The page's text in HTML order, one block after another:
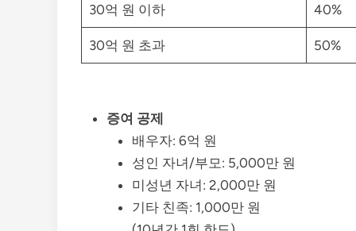
30억 원 이하 40%
30억 원 초과 50%
증여 공제
배우자: 6억 원
성인 자녀/부모: 5,000만 원
미성년 자녀: 2,000만 원
기타 친족: 1,000만 원